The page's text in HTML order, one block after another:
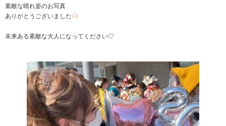
素敵な晴れ姿のお写真
ありがとうございました
未来ある素敵な大人になってください♡